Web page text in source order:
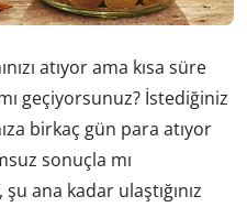
atıyor ama kısa süre
geçiyorsunuz? İstediğiniz
birkaç gün para atıyor
sonuçla mı
ana kadar ulaştığınız